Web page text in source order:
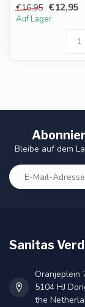
Rötunge...
€16,95 €12,95
Auf Lager
Bleibe auf dem
Sanitas
Oranjeplein
5104 HJ
the